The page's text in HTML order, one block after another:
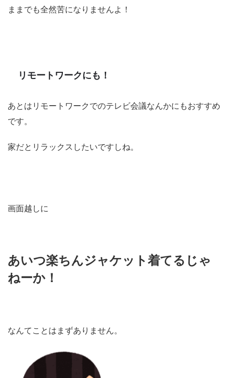
ままでも全然苦になりませんよ！
リモートワークにも！
あとはリモートワークでのテレビ会議なんかにもおすすめ
です。
家だとリラックスしたいですしね。
画面越しに
あいつ楽ちんジャケット着てるじゃ
ねーか！
なんてことはまずありません。